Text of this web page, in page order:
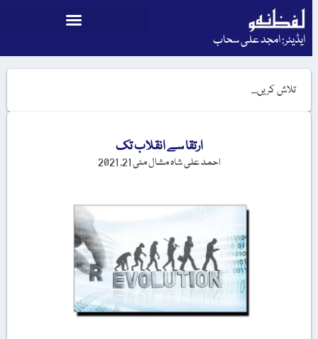
ایڈیٹر: امجد علی سحاب
ارتقا سے انقلاب تک
احمد علی شاہ مشالمئی 21, 2021